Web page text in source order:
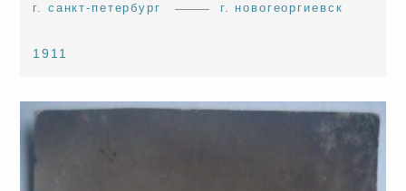
г. санкт-петербург г. новогеоргиевск
1911